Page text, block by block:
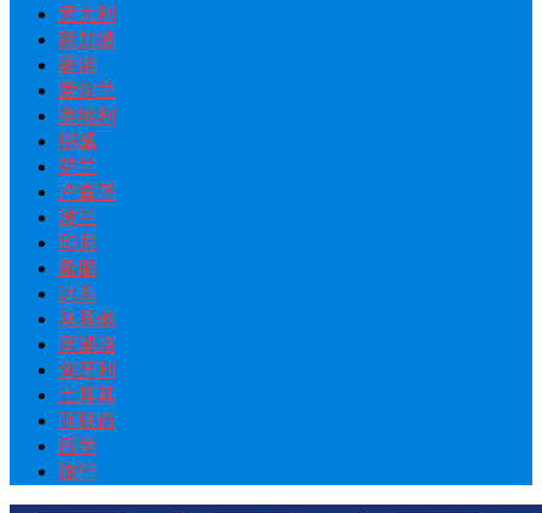
意大利
新加坡
香港
爱尔兰
奥地利
挪威
芬兰
卢森堡
波兰
印尼
希腊
冰岛
马耳他
塞浦路
匈牙利
土耳其
阿联酋
留学
旅行